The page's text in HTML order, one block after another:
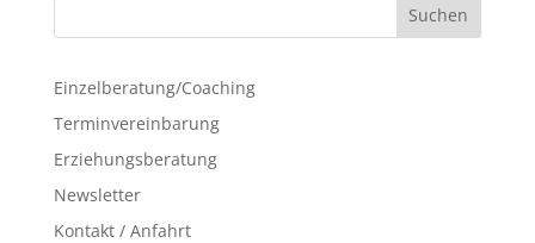
Einzelberatung/Coaching
Terminvereinbarung
Erziehungsberatung
Newsletter
Kontakt / Anfahrt